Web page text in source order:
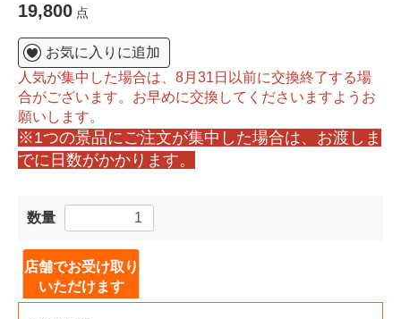
19,800 点
お気に入りに追加
人気が集中した場合は、8月31日以前に交換終了する場
合がございます。お早めに交換してくださいますようお
願いします。
※1つの景品にご注文が集中した場合は、お渡しま
でに日数がかかります。
数量
店舗でお受け取り
いただけます